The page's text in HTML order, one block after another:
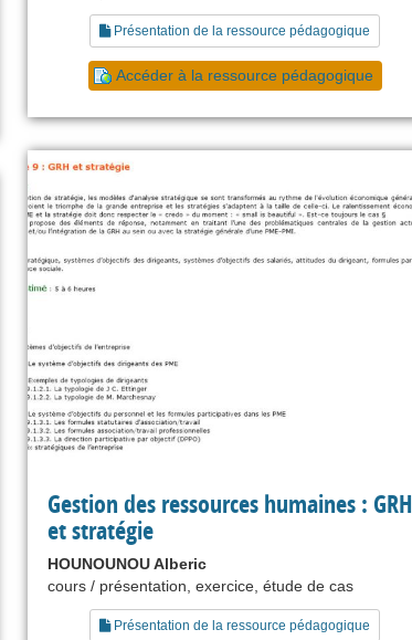
Présentation de la ressource pédagogique
Accéder à la ressource pédagogique
Gestion des ressources humaines : GRH
et stratégie
HOUNOUNOU Alberic
cours / présentation, exercice, étude de cas
Présentation de la ressource pédagogique